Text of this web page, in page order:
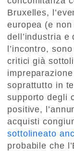
Bruxelles,
europea (e
dell’industria e
l’incontro,
critici già
soprattutto in
supporto degli
positive,
acquisti
sottolineato
probabile che